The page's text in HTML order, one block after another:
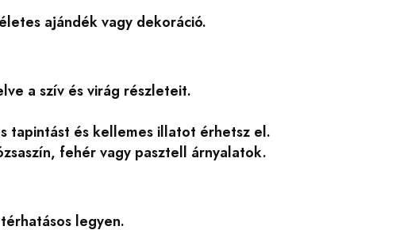
ajándék vagy dekoráció.
a szív és virág részleteit.
tapintást és kellemes illatot érhetsz el.
fehér vagy pasztell árnyalatok.
legyen.